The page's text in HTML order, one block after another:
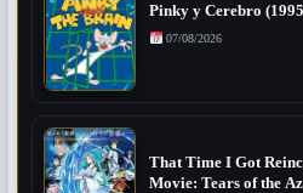
Pinky y Cerebro
07/08/2026
That Time I Got
Movie: Tears of the